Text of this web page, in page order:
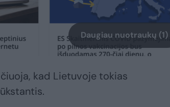
Daugiau nuotraukų (1)
kad Lietuvoje tokias